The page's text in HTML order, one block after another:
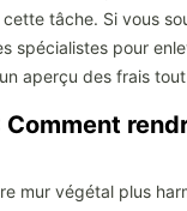
cette tâche. Si vous
spécialistes pour
aperçu des frais
Comment
mur végétal plus